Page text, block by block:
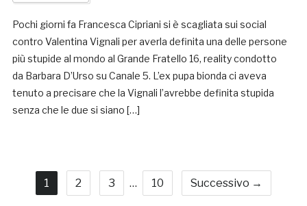
Pochi giorni fa Francesca Cipriani si è scagliata sui social
contro Valentina Vignali per averla definita una delle persone
più stupide al mondo al Grande Fratello 16, reality condotto
da Barbara D’Urso su Canale 5. L’ex pupa bionda ci aveva
tenuto a precisare che la Vignali l’avrebbe definita stupida
senza che le due si siano […]
1 2 3 … 10 Successivo →